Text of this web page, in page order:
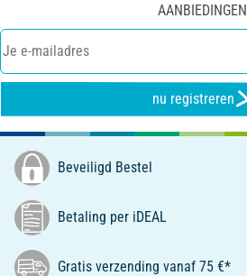
AANBIEDINGEN
nu registreren
Beveiligd Bestel
Betaling per iDEAL
Gratis verzending vanaf 75 €*